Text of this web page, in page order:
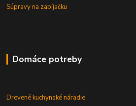
Súpravy na zabíjačku
Domáce potreby
Drevené kuchynské náradie